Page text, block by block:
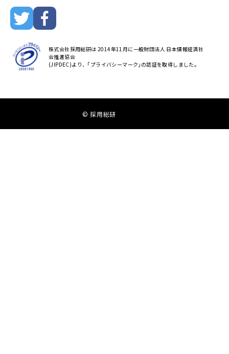
株式会社採用総研は 2014年11月に一般財団法人 日本情報経済社
会推進協会
(JIPDEC)より、｢プライバシーマーク｣の認証を取得しました。
© 採用総研